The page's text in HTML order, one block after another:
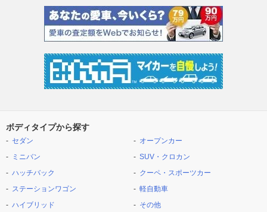
ボディタイプから探す
セダン
ミニバン
ハッチバック
ステーションワゴン
ハイブリッド
オープンカー
SUV・クロカン
クーペ・スポーツカー
軽自動車
その他